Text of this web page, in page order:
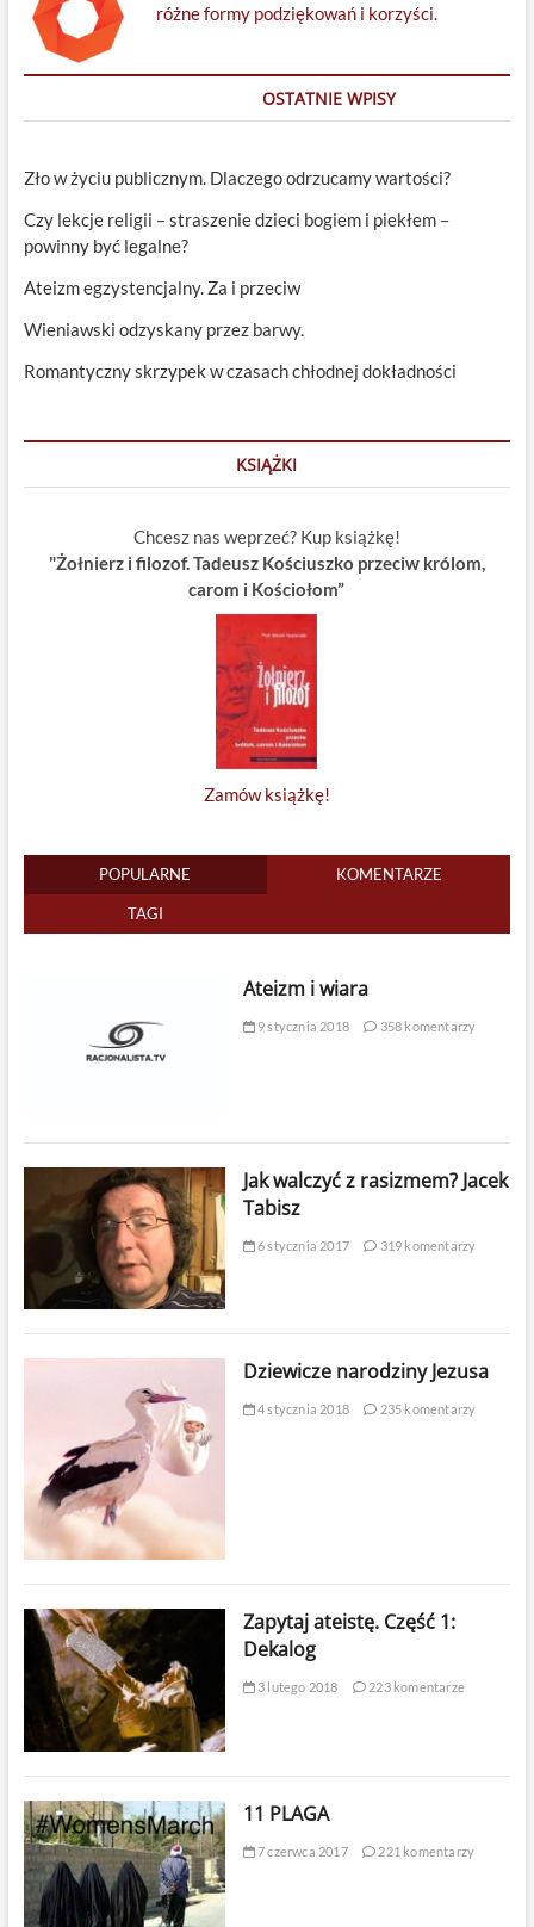
różne formy podziękowań i korzyści.
OSTATNIE WPISY
Zło w życiu publicznym. Dlaczego odrzucamy wartości?
Czy lekcje religii – straszenie dzieci bogiem i piekłem –
powinny być legalne?
Ateizm egzystencjalny. Za i przeciw
Wieniawski odzyskany przez barwy.
Romantyczny skrzypek w czasach chłodnej dokładności
KSIĄŻKI
Chcesz nas weprzeć? Kup książkę!
"Żołnierz i filozof. Tadeusz Kościuszko przeciw królom,
carom i Kościołom”
Zamów książkę!
POPULARNE KOMENTARZE
TAGI
Ateizm i wiara
9 stycznia 2018 358 komentarzy
Jak walczyć z rasizmem? Jacek
Tabisz
6 stycznia 2017 319 komentarzy
Dziewicze narodziny Jezusa
4 stycznia 2018 235 komentarzy
Zapytaj ateistę. Część 1:
Dekalog
3 lutego 2018 223 komentarze
11 PLAGA
7 czerwca 2017 221 komentarzy